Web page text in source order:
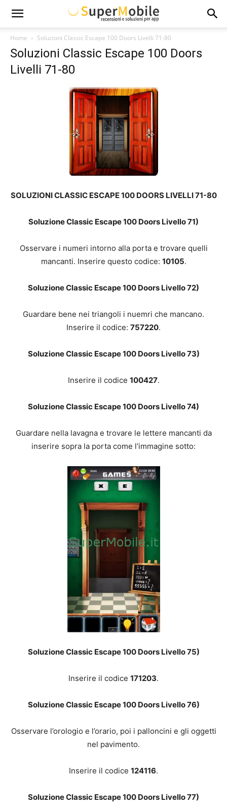
Super
Mobile
Home Soluzioni Classic Escape 100 Doors Livelli 71-80
Soluzioni Classic Escape 100 Doors
Livelli 71-80
SOLUZIONI CLASSIC ESCAPE 100 DOORS LIVELLI 71-80
Soluzione Classic Escape 100 Doors Livello 71)
Osservare i numeri intorno alla porta e trovare quelli
mancanti. Inserire questo codice: 10105.
Soluzione Classic Escape 100 Doors Livello 72)
Guardare bene nei triangoli i nuemri che mancano.
Inserire il codice: 757220.
Soluzione Classic Escape 100 Doors Livello 73)
Inserire il codice 100427.
Soluzione Classic Escape 100 Doors Livello 74)
Guardare nella lavagna e trovare le lettere mancanti da
inserire sopra la porta come l’immagine sotto:
Soluzione Classic Escape 100 Doors Livello 75)
Inserire il codice 171203.
Soluzione Classic Escape 100 Doors Livello 76)
Osservare l’orologio e l’orario, poi i palloncini e gli oggetti
nel pavimento.
Inserire il codice 124116.
Soluzione Classic Escape 100 Doors Livello 77)